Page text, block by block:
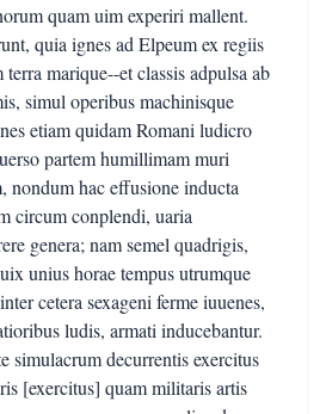
quam uim experiri mallent.
quia ignes ad Elpeum ex regiis
marique--et classis adpulsa ab
simul operibus machinisque
etiam quidam Romani ludicro
partem humillimam muri
nondum hac effusione inducta
circum conplendi, uaria
genera; nam semel quadrigis,
unius horae tempus utrumque
cetera sexageni ferme iuuenes,
ludis, armati inducebantur.
simulacrum decurrentis exercitus
[exercitus] quam militaris artis